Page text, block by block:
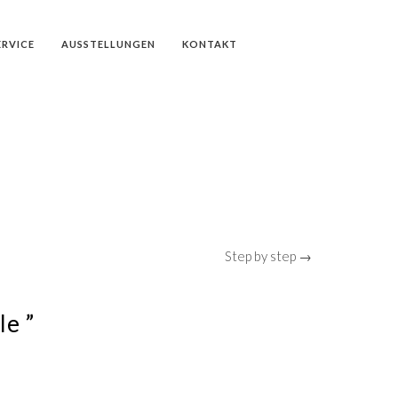
AUSSTELLUNGEN KONTAKT
Step by step →
”